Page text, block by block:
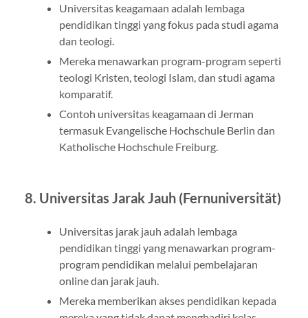
Universitas keagamaan adalah lembaga
pendidikan tinggi yang fokus pada studi agama
dan teologi.
Mereka menawarkan program-program seperti
teologi Kristen, teologi Islam, dan studi agama
komparatif.
Contoh universitas keagamaan di Jerman
termasuk Evangelische Hochschule Berlin dan
Katholische Hochschule Freiburg.
8. Universitas Jarak Jauh (Fernuniversität)
Universitas jarak jauh adalah lembaga
pendidikan tinggi yang menawarkan program-
program pendidikan melalui pembelajaran
online dan jarak jauh.
Mereka memberikan akses pendidikan kepada